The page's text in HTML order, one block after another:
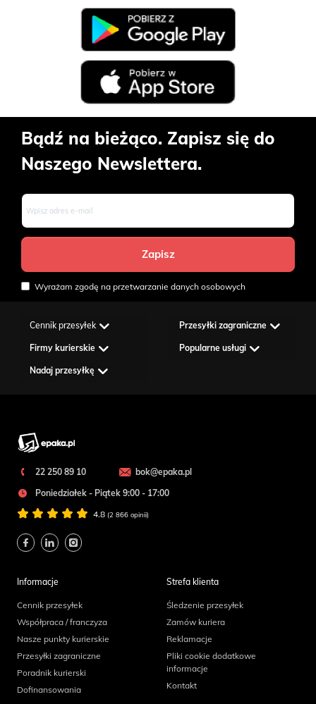
Bądź na bieżąco. Zapisz się do
Naszego Newslettera.
Wyrażam zgodę na przetwarzanie danych osobowych
Cennik przesyłek Przesyłki zagraniczne
Firmy kurierskie Popularne usługi
Nadaj przesyłkę
22 250 89 10
bok@epaka.pl
Poniedziałek - Piątek 9:00 - 17:00
4.8 (2 866 opinii)
Informacje
Cennik przesyłek
Współpraca / franczyza
Nasze punkty kurierskie
Przesyłki zagraniczne
Poradnik kurierski
Dofinansowania
Strefa klienta
Śledzenie przesyłek
Zamów kuriera
Reklamacje
Pliki cookie dodatkowe
informacje
Kontakt